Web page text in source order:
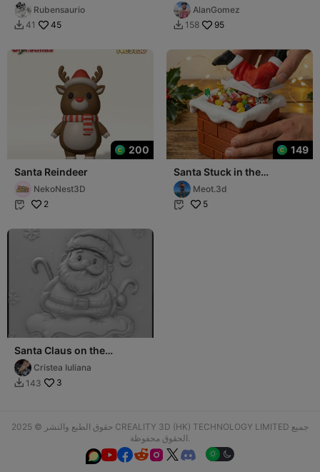
Rubensaurio
 41 45
AlanGomez
 158 95
200
Santa Reindeer
NekoNest3D
 2
149
Santa Stuck in the
Chimney Funny Gift Box
Meot.3d
 5
Santa Claus on the
chimney, cozy fur-
trimmed coat
Cristea Iuliana
 143 3
حقوق الطبع والنشر © 2025 CREALITY 3D (HK) TECHNOLOGY LIMITED جميع
الحقوق محفوظة.
  